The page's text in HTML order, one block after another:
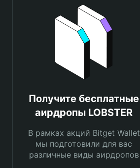
Получите бесплатные
аирдропы LOBSTER
В рамках акций Bitget Wallet
мы подготовили для вас
различные виды аирдропов